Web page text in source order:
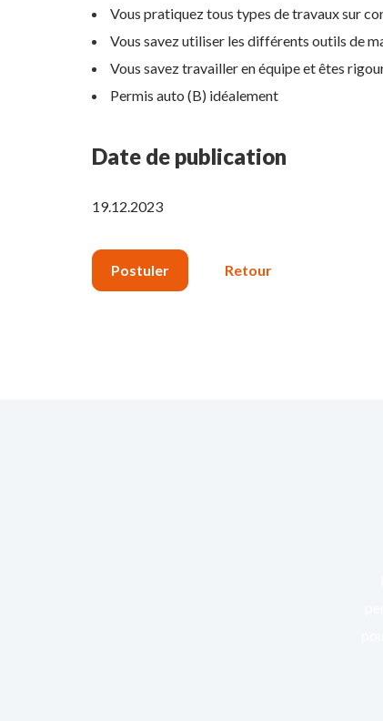
Vous pratiquez tous types de travaux sur
Vous savez utiliser les différents outils de
Vous savez travailler en équipe et êtes
Permis auto (B) idéalement
Date de publication
19.12.2023